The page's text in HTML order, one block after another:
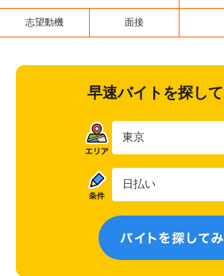
志望動機 面接
早速バイトを探し